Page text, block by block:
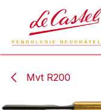
Se rendre au contenu
Mvt R200